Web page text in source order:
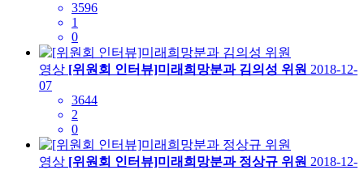
3596
1
0
영상 [위원회 인터뷰]미래희망분과 김의성 위원 2018-12-
07
3644
2
0
영상 [위원회 인터뷰]미래희망분과 정상규 위원 2018-12-